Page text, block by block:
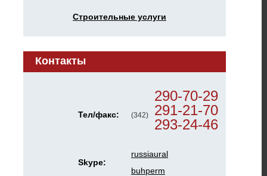
Строительные услуги
Контакты
Тел/факс: (342)
290-70-29
291-21-70
293-24-46
Skype:
russiaural
buhperm